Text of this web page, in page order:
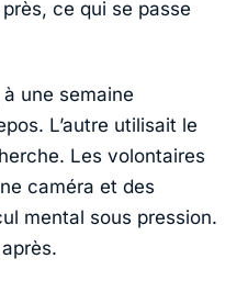
ce qui se passe
une semaine
L’autre utilisait le
Les volontaires
caméra et des
mental sous pression.